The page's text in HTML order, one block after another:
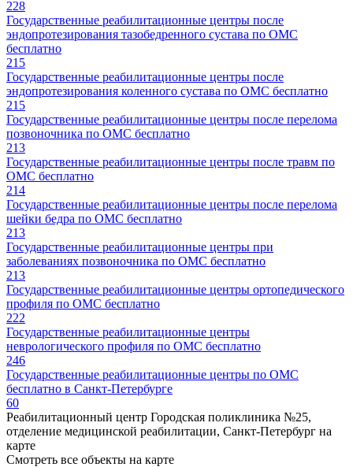
228
Государственные реабилитационные центры после
эндопротезирования тазобедренного сустава по ОМС
бесплатно
215
Государственные реабилитационные центры после
эндопротезирования коленного сустава по ОМС бесплатно
215
Государственные реабилитационные центры после перелома
позвоночника по ОМС бесплатно
213
Государственные реабилитационные центры после травм по
ОМС бесплатно
214
Государственные реабилитационные центры после перелома
шейки бедра по ОМС бесплатно
213
Государственные реабилитационные центры при
заболеваниях позвоночника по ОМС бесплатно
213
Государственные реабилитационные центры ортопедического
профиля по ОМС бесплатно
222
Государственные реабилитационные центры
неврологического профиля по ОМС бесплатно
246
Государственные реабилитационные центры по ОМС
бесплатно в Санкт-Петербурге
60
Реабилитационный центр Городская поликлиника №25,
отделение медицинской реабилитации, Санкт-Петербург на
карте
Смотреть все объекты на карте